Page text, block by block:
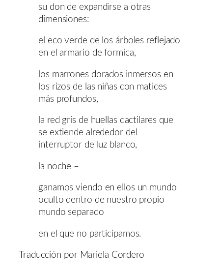
su don de expandirse a otras
dimensiones:
el eco verde de los árboles reflejado
en el armario de formica,
los marrones dorados inmersos en
los rizos de las niñas con matices
más profundos,
la red gris de huellas dactilares que
se extiende alrededor del
interruptor de luz blanco,
la noche –
ganamos viendo en ellos un mundo
oculto dentro de nuestro propio
mundo separado
en el que no participamos.
Traducción por Mariela Cordero